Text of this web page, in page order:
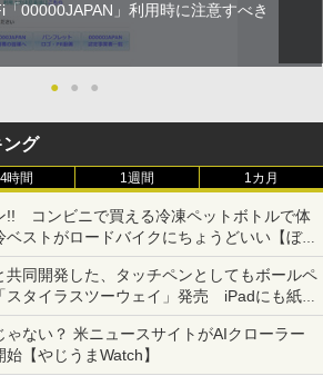
00000JAPAN」利用時に注意すべき
● ● ●
グ
時間 1週間 1カ月
!! コンビニで買える冷凍ペットボトルで体
ベストがロードバイクにちょうどいい【ぼっ
の14】【空いた時間でなにしてる？】
共同開発した、タッチペンとしてもボールペ
スタイラスツーウェイ」発売 iPadにも紙に
き込める
ゃない？ 米ニュースサイトがAIクローラー
【やじうまWatch】